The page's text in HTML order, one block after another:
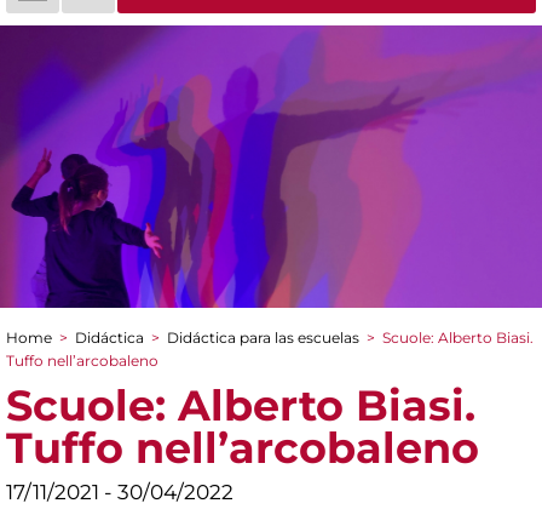
You are here
Home > Didáctica > Didáctica para las escuelas > Scuole: Alberto Biasi.
Tuffo nell’arcobaleno
Scuole: Alberto Biasi.
Tuffo nell’arcobaleno
17/11/2021 - 30/04/2022